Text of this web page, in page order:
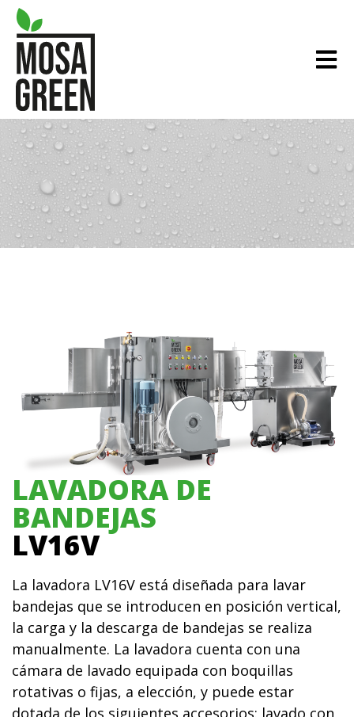
LAVADORA DE
BANDEJAS
LV16V
La lavadora LV16V está diseñada para lavar
bandejas que se introducen en posición vertical,
la carga y la descarga de bandejas se realiza
manualmente. La lavadora cuenta con una
cámara de lavado equipada con boquillas
rotativas o fijas, a elección, y puede estar
dotada de los siguientes accesorios: lavado con